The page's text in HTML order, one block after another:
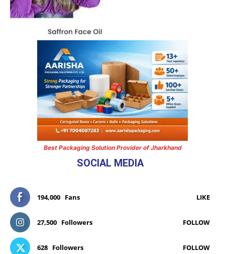
Best Packaging Solution Provider of Jharkhand
SOCIAL MEDIA
194,000 Fans LIKE
27,500 Followers FOLLOW
628 Followers FOLLOW